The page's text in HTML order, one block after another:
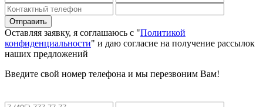
Оставляя заявку, я соглашаюсь с "Политикой
конфиденциальности" и даю согласие на получение рассылок
наших предложений
Введите свой номер телефона и мы перезвоним Вам!